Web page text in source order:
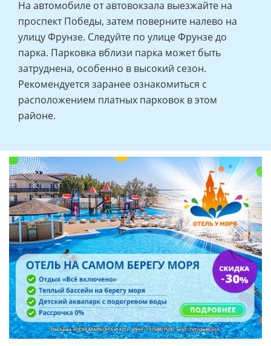
На автомобиле от автовокзала выезжайте на
проспект Победы, затем поверните налево на
улицу Фрунзе. Следуйте по улице Фрунзе до
парка. Парковка вблизи парка может быть
затруднена, особенно в высокий сезон.
Рекомендуется заранее ознакомиться с
расположением платных парковок в этом
районе.